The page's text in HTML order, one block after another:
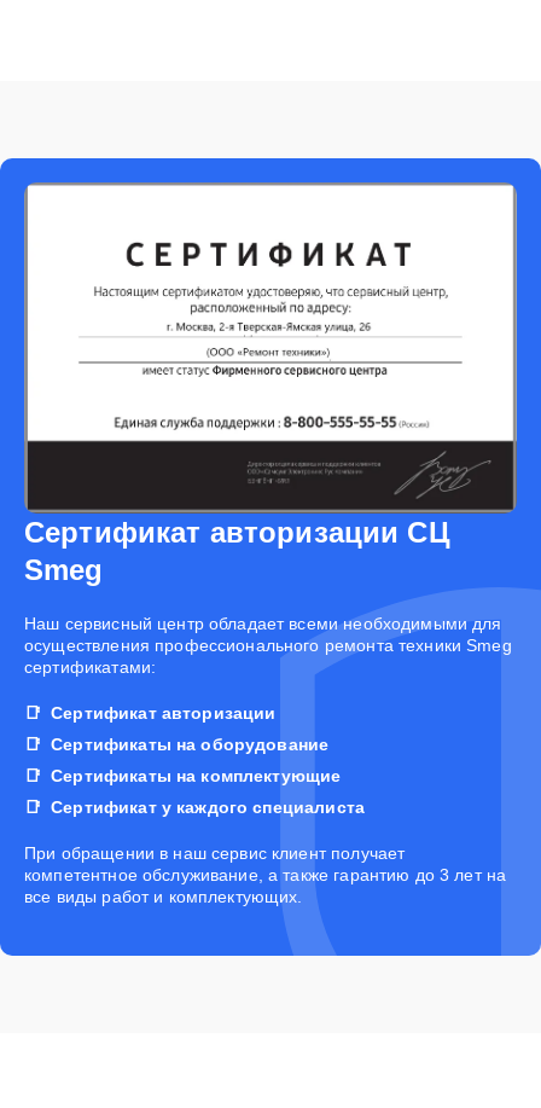
Сертификат авторизации СЦ
Smeg
Наш сервисный центр обладает всеми необходимыми для
осуществления профессионального ремонта техники Smeg
сертификатами:
Сертификат авторизации
Сертификаты на оборудование
Сертификаты на комплектующие
Сертификат у каждого специалиста
При обращении в наш сервис клиент получает
компетентное обслуживание, а также гарантию до 3 лет на
все виды работ и комплектующих.